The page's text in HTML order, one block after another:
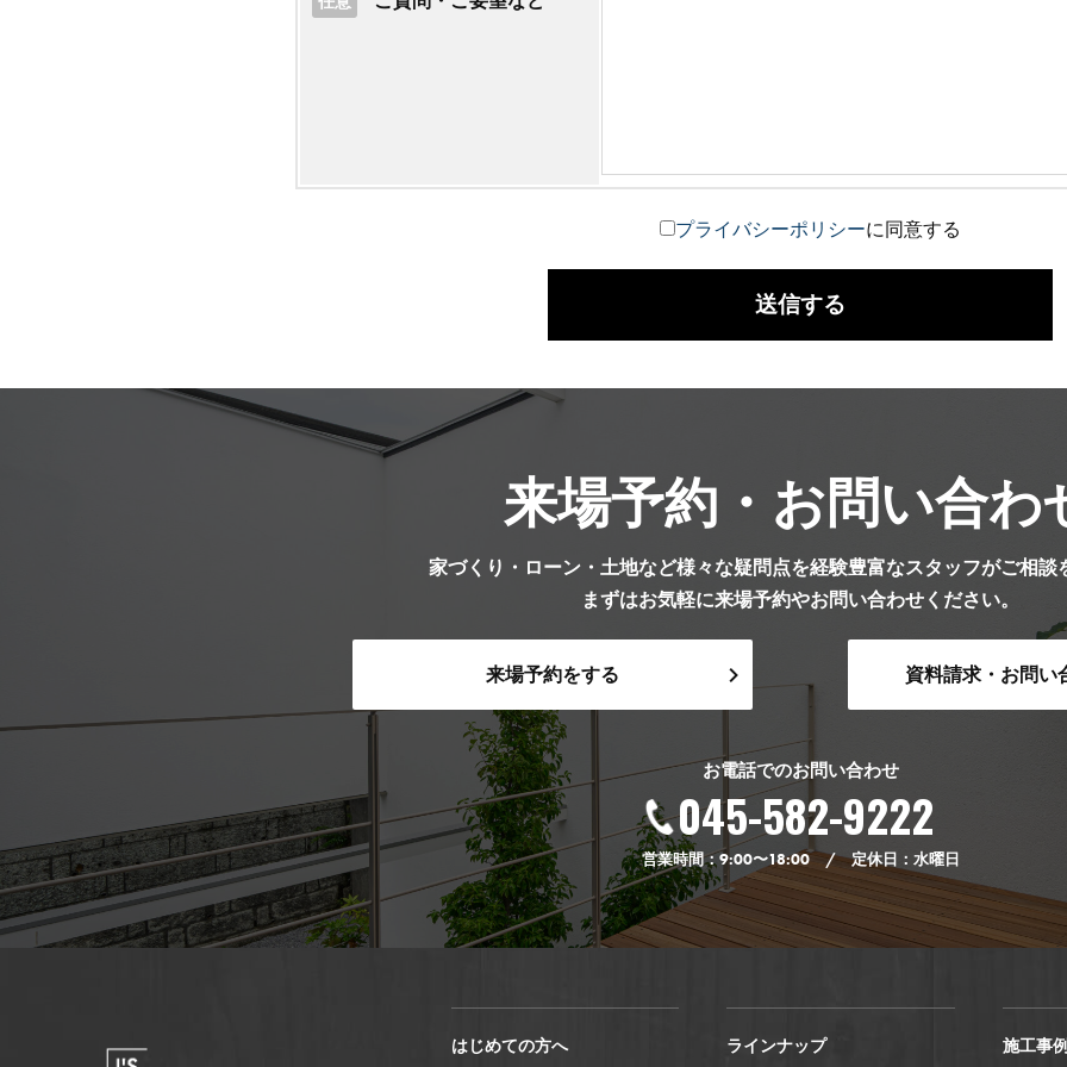
プライバシーポリシーに同意する
来場予約・お問い合わ
家づくり・ローン・土地など様々な疑問点を経験豊富なスタッフがご相談
まずはお気軽に来場予約やお問い合わせください。
来場予約をする 資料請求・お問い
お電話でのお問い合わせ
045-582-9222
営業時間：9:00〜18:00 / 定休日：水曜日
はじめての方へ ラインナップ 施工事